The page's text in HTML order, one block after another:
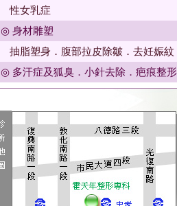
性女乳症
◎ 身材雕塑
抽脂塑身．腹部拉皮除皺．去妊娠紋
◎ 多汗症及狐臭．小針去除．疤痕整